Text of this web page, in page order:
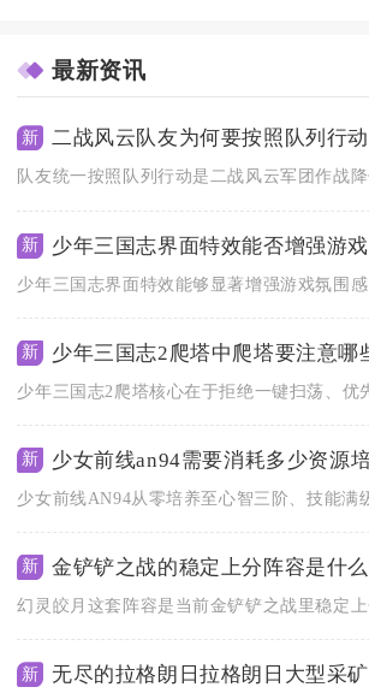
最新资讯
新 二战风云队友为何要按照队列行动
新 少年三国志界面特效能否增强游
新 少年三国志2爬塔中爬塔要注意哪
新 少女前线an94需要消耗多少资源
新 金铲铲之战的稳定上分阵容是什
新 无尽的拉格朗日拉格朗日大型采矿车是否具备